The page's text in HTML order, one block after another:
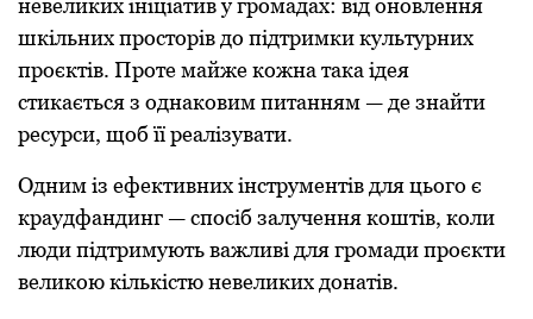
невеликих ініціатив у громадах: від оновлення
шкільних просторів до підтримки культурних
проєктів. Проте майже кожна така ідея
стикається з однаковим питанням — де знайти
ресурси, щоб її реалізувати.
Одним із ефективних інструментів для цього є
краудфандинг — спосіб залучення коштів, коли
люди підтримують важливі для громади проєкти
великою кількістю невеликих донатів.